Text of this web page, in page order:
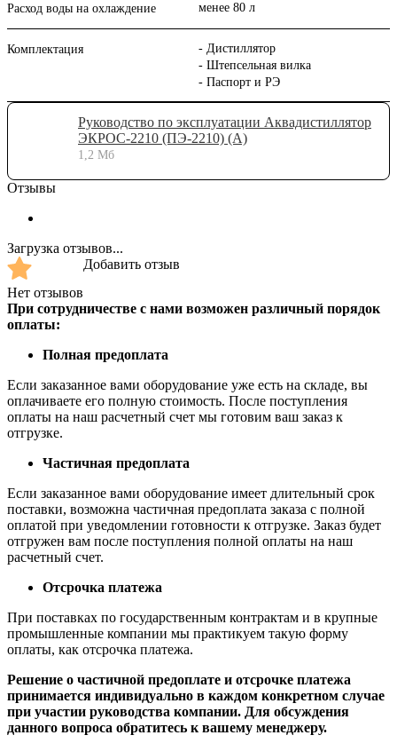
Расход воды на охлаждение менее 80 л
Комплектация
- Дистиллятор
- Штепсельная вилка
- Паспорт и РЭ
Руководство по эксплуатации Аквадистиллятор
ЭКРОС-2210 (ПЭ-2210) (А)
1,2 Мб
Отзывы
Загрузка отзывов...
Нет отзывов
Добавить отзыв
При сотрудничестве с нами возможен различный порядок
оплаты:
Полная предоплата
Если заказанное вами оборудование уже есть на складе, вы
оплачиваете его полную стоимость. После поступления
оплаты на наш расчетный счет мы готовим ваш заказ к
отгрузке.
Частичная предоплата
Если заказанное вами оборудование имеет длительный срок
поставки, возможна частичная предоплата заказа с полной
оплатой при уведомлении готовности к отгрузке. Заказ будет
отгружен вам после поступления полной оплаты на наш
расчетный счет.
Отсрочка платежа
При поставках по государственным контрактам и в крупные
промышленные компании мы практикуем такую форму
оплаты, как отсрочка платежа.
Решение о частичной предоплате и отсрочке платежа
принимается индивидуально в каждом конкретном случае
при участии руководства компании. Для обсуждения
данного вопроса обратитесь к вашему менеджеру.